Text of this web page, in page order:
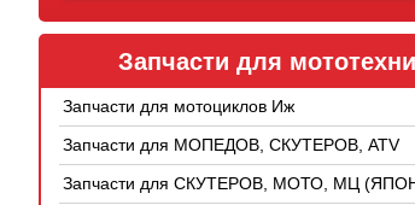
Запчасти для
Запчасти для мотоциклов Иж
Запчасти для МОПЕДОВ, СКУТЕРОВ, ATV
(КИТАЙ)
Запчасти для СКУТЕРОВ, МОТО, МЦ